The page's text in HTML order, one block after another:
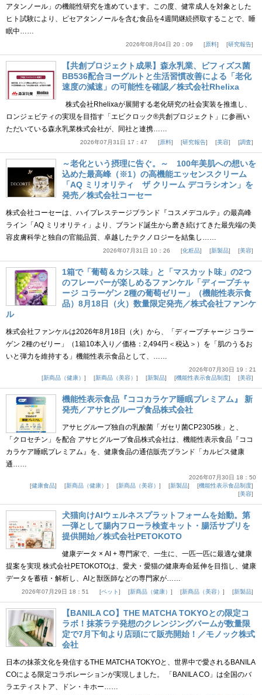
アタンノール」の機能性研究を進めています。この度、健常成人を対象とした
ヒト試験により、ピセアタンノールを含む食品を4週間継続摂取することで、睡
眠中……
2026年08月04日 20：09 原料 研究報告
【共創プロジェクト成果】森永乳業、ビフィズス菌
BB536配合ヨーグルトと生活習慣改善による「老化
速度の減速」の可能性を確認／株式会社Rhelixa
株式会社Rhelixaが展開する老化研究の社会実装を推進し、
ロンジェビティの実現を目指す「エピクロック®共創プロジェクト」に参画い
ただいている森永乳業株式会社が、同社と連携……
2026年07月31日 17：47 原料 研究報告 美容 調査
～老化という摂理に告ぐ。～ 100年美肌への想いを
込めた最高峰（※1）の高機能エッセンスクリーム
「AQ ミリオリティ ザ クリーム デコラシオン」を
発売／株式会社コーセー
株式会社コーセーは、ハイプレステージブランド『コスメデコルテ』の最高峰
ライン「AQ ミリオリティ」より、ブランド誕生から磨き続けてきた最先端の美
容皮膚科学と独自の官能品質、卓越したテクノロジーを結集し……
2026年07月31日 10：26 化粧品 新製品 美容
1箱で「葡萄＆カシス味」と「マスカット味」の2つ
のフレーバーが楽しめるファンケル「ディープチャ
ージ コラーゲン 2種の葡萄ゼリー」（機能性表示食
品）8月18日（火）数量限定発売／株式会社ファンケ
ル
株式会社ファンケルは2026年8月18日（火）から、「ディープチャージ コラー
ゲン 2種のゼリー」（1箱10本入り／価格：2,494円＜税込＞）を「肌のうるお
いと弾力を維持する」機能性表示食品として、……
2026年07月30日 19：21
新商品（健康）
新商品（美容） 新製品 機能性表示食品制度 美容
機能性表示食品『ココカラケア睡眠プレミアム』 新
発売／アサヒグループ食品株式会社
アサヒグループ独自の乳酸菌「ガセリ菌CP2305株」と、
「クロセチン」を配合 アサヒグループ食品株式会社は、機能性表示食品『ココ
カラケア睡眠プレミアム』を、健康食品の通信販売ブランド「カルピス健康
通……
2026年07月30日 18：50
健康食品
新商品（健康） 新商品（美容） 新製品
機能性表示食品制度
美容
犬猫向けAIウェルネスプラットフォームを始動。第
一弾として腸内フローラ検査キット・腸活サプリを
提供開始／株式会社PETOKOTO
健康データ × AI + 専門家で、一生に、一匹一匹に最適な健康
提案を実現 株式会社PETOKOTOは、愛犬・愛猫の健康寿命延伸を目指し、健康
データを蓄積・解析し、AIと獣医師などの専門家が……
2026年07月29日 18：51 ペット 新商品（健康） 新商品（美容） 新製品
【BANILA CO】THE MATCHA TOKYOとの限定コ
ラボ！抹茶ラテ発想のクレンジングバームが数量限
定で7月下旬より店頭にて販売開始！／モノック株式
会社
日本の抹茶文化を発信するTHE MATCHA TOKYOと、世界中で愛されるBANILA
COによる限定コラボレーションが実現しました。 「BANILA CO」は全国のバ
ラエティストア、ドン・キホー……